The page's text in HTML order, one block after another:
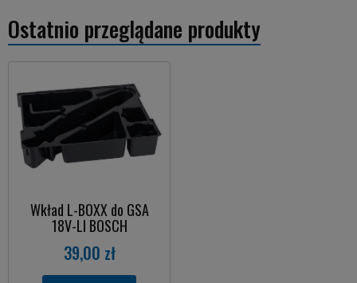
Ostatnio przeglądane produkty
Wkład L-BOXX do GSA
18V-LI BOSCH
39,00 zł